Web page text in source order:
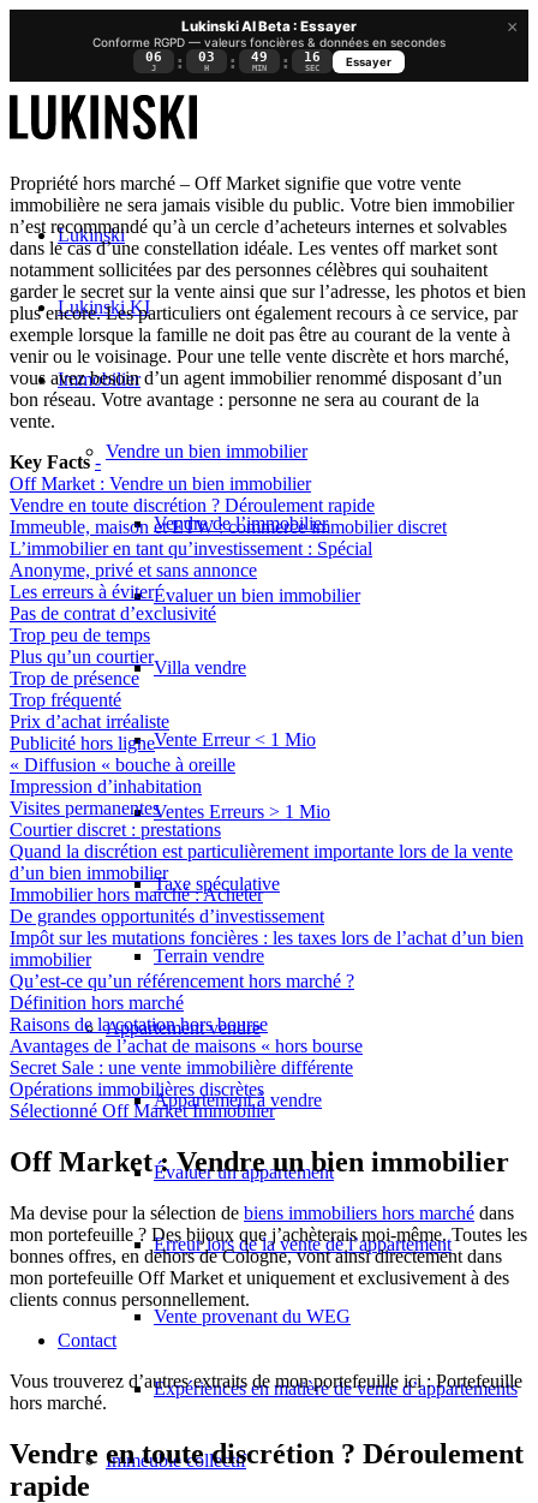
×
Lukinski AI Beta : Essayer
Conforme RGPD — valeurs foncières & données en secondes
06
J : 03
H : 49
MIN : 15
SEC
Essayer
Lukinski
Lukinski KI
Immobilier
Vendre un bien immobilier
Vendre de l’immobilier
Évaluer un bien immobilier
Villa vendre
Vente Erreur < 1 Mio
Ventes Erreurs > 1 Mio
Taxe spéculative
Terrain vendre
Appartementvendre
Appartement à vendre
Évaluer un appartement
Erreur lors de la vente de l’appartement
Vente provenant du WEG
Expériences en matière de vente d’appartements
Immeuble collectif
Propriété hors marché – Off Market signifie que votre vente
immobilière ne sera jamais visible du public. Votre bien immobilier
n’est recommandé qu’à un cercle d’acheteurs internes et solvables
dans le cas d’une constellation idéale. Les ventes off market sont
notamment sollicitées par des personnes célèbres qui souhaitent
garder le secret sur la vente ainsi que sur l’adresse, les photos et bien
plus encore. Les particuliers ont également recours à ce service, par
exemple lorsque la famille ne doit pas être au courant de la vente à
venir ou le voisinage. Pour une telle vente discrète et hors marché,
vous avez besoin d’un agent immobilier renommé disposant d’un
bon réseau. Votre avantage : personne ne sera au courant de la
vente.
Key Facts -
Off Market : Vendre un bien immobilier
Vendre en toute discrétion ? Déroulement rapide
Immeuble, maison et ETW : commerce immobilier discret
L’immobilier en tant qu’investissement : Spécial
Anonyme, privé et sans annonce
Les erreurs à éviter
Pas de contrat d’exclusivité
Trop peu de temps
Plus qu’un courtier
Trop de présence
Trop fréquenté
Prix d’achat irréaliste
Publicité hors ligne
« Diffusion « bouche à oreille
Impression d’inhabitation
Visites permanentes
Courtier discret : prestations
Quand la discrétion est particulièrement importante lors de la vente
d’un bien immobilier
Immobilier hors marché : Acheter
De grandes opportunités d’investissement
Impôt sur les mutations foncières : les taxes lors de l’achat d’un bien
immobilier
Qu’est-ce qu’un référencement hors marché ?
Définition hors marché
Raisons de la cotation hors bourse
Avantages de l’achat de maisons « hors bourse
Secret Sale : une vente immobilière différente
Opérations immobilières discrètes
Sélectionné Off Market Immobilier
Off Market : Vendre un bien immobilier
Ma devise pour la sélection de biens immobiliers hors marché dans
mon portefeuille ? Des bijoux que j’achèterais moi-même. Toutes les
bonnes offres, en dehors de Cologne, vont ainsi directement dans
mon portefeuille Off Market et uniquement et exclusivement à des
clients connus personnellement.
Contact
Vous trouverez d’autres extraits de mon portefeuille ici :Portefeuille
hors marché.
Vendre en toute discrétion ? Déroulement
rapide